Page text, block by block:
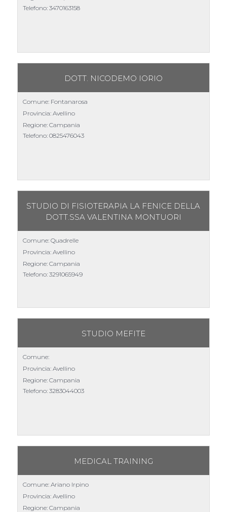
Telefono: 3470163158
DOTT. NICODEMO IORIO
Comune: Fontanarosa
Provincia: Avellino
Regione: Campania
Telefono: 0825476043
STUDIO DI FISIOTERAPIA LA FENICE DELLA
DOTT.SSA VALENTINA MONTUORI
Comune: Quadrelle
Provincia: Avellino
Regione: Campania
Telefono: 3291065949
STUDIO MEFITE
Comune:
Provincia: Avellino
Regione: Campania
Telefono: 3283044003
MEDICAL TRAINING
Comune: Ariano Irpino
Provincia: Avellino
Regione: Campania